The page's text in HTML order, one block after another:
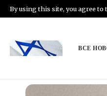
By using this site, you agree to
ВСЕ